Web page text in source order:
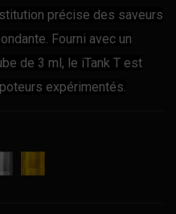
précise des saveurs
Fourni avec un
de 3 ml, le iTank T est
expérimentés.